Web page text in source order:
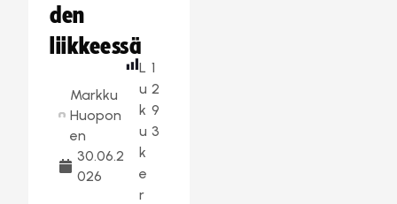
den
liikkeessä
Markku
Huopon
en
30.06.2
026
L
u
k
u
k
e
r
1
2
9
3